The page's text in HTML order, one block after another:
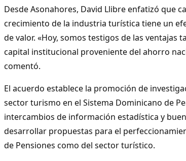
Desde Asonahores, David Llibre enfatizó que
crecimiento de la industria turística tiene un
de valor. «Hoy, somos testigos de las ventajas
capital institucional proveniente del ahorro
comentó.
El acuerdo establece la promoción de
sector turismo en el Sistema Dominicano de
intercambios de información estadística y
desarrollar propuestas para el
de Pensiones como del sector turístico.